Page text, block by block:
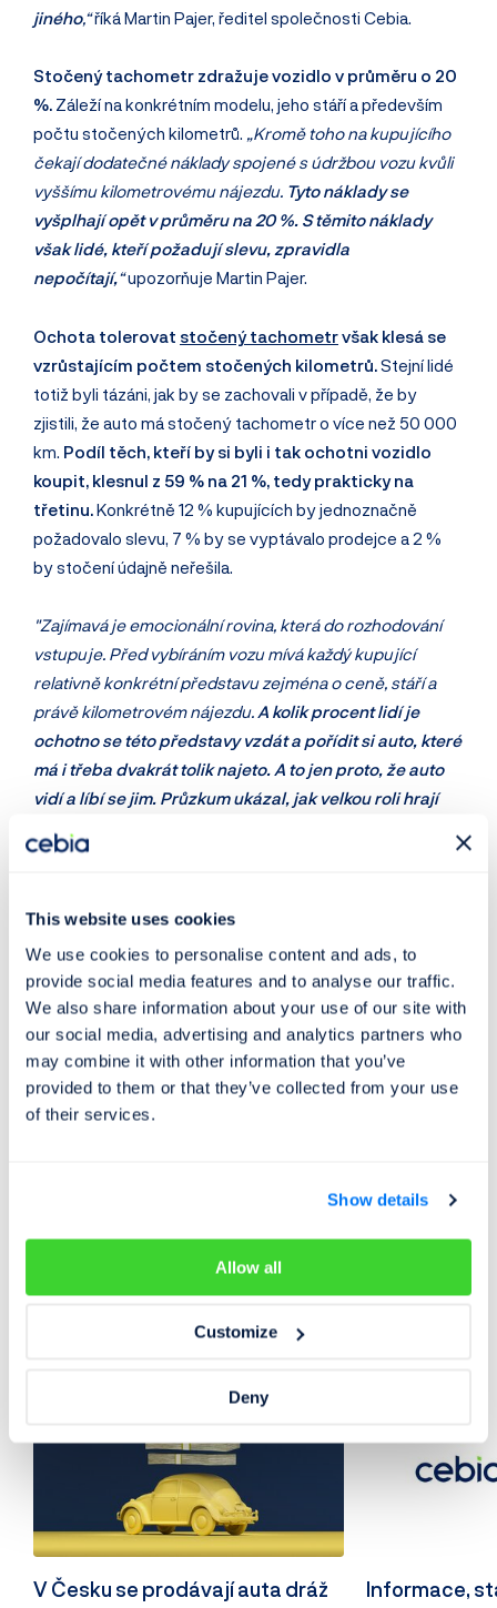
This website uses cookies
We use cookies to personalise content and ads, to
provide social media features and to analyse our traffic.
We also share information about your use of our site with
our social media, advertising and analytics partners who
may combine it with other information that you’ve
provided to them or that they’ve collected from your use
of their services.
Show details
Allow all
Customize
Deny
jiného,“říká Martin Pajer, ředitel společnosti Cebia.
Stočený tachometr zdražuje vozidlo v průměru o 20
%. Záleží na konkrétním modelu, jeho stáří a především
počtu stočených kilometrů. „Kromě toho na kupujícího
čekají dodatečné náklady spojené s údržbou vozu kvůli
vyššímu kilometrovému nájezdu. Tyto náklady se
vyšplhají opět v průměru na 20 %. S těmito náklady
však lidé, kteří požadují slevu, zpravidla
nepočítají,“upozorňuje Martin Pajer.
Ochota tolerovat stočený tachometrvšak klesá se
vzrůstajícím počtem stočených kilometrů. Stejní lidé
totiž byli tázáni, jak by se zachovali v případě, že by
zjistili, že auto má stočený tachometr o více než 50 000
km. Podíl těch, kteří by si byli i tak ochotni vozidlo
koupit, klesnul z 59 % na 21 %, tedy prakticky na
třetinu. Konkrétně 12 % kupujících by jednoznačně
požadovalo slevu, 7 % by se vyptávalo prodejce a 2 %
by stočení údajně neřešila.
"Zajímavá je emocionální rovina, která do rozhodování
vstupuje. Před vybíráním vozu mívá každý kupující
relativně konkrétní představu zejména o ceně, stáří a
právě kilometrovém nájezdu. A kolik procent lidí je
ochotno se této představy vzdát a pořídit si auto, které
má i třeba dvakrát tolik najeto. A to jen proto, že auto
vidí a líbí se jim. Průzkum ukázal, jak velkou roli hrají
-az-trem-petinam-kupujicich-nevadi-stoceny-
Barbora Minksová
manažerka marketingu a komunikace
mobil: +420 720 964 770
e-mail:b.minksova@cebia.cz
Trh s automobily
Mohlo by vás zajímat
V Česku se prodávají auta dráž
Informace,